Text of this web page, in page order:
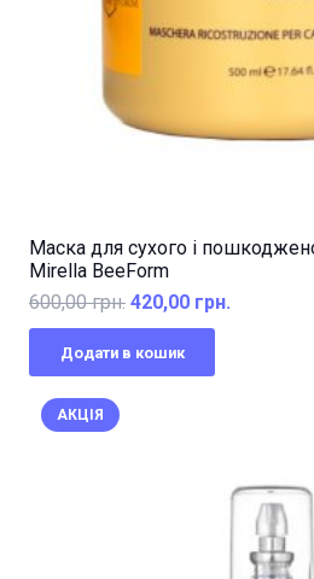
Маска для сухого і
Mirella BeeForm
600,00грн. Оригінальна
ціна:
600,00 грн..
420,00 грн.
Додати в кошик
АКЦІЯ